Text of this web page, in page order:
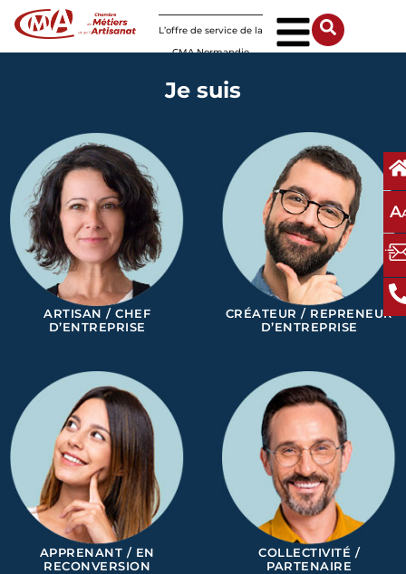
L’offre de service de la
CMA Normandie
A
Je suis
ARTISAN / CHEF
D’ENTREPRISE
CRÉATEUR / REPRENEUR
D’ENTREPRISE
APPRENANT / EN
RECONVERSION
COLLECTIVITÉ /
PARTENAIRE
Panneau de gestion des cookies